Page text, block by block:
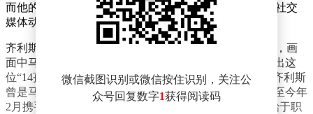
而他的私人生活却因女友希文·齐利斯（Shivon Zilis）的社交
媒体动态引发另一波关注。
齐利斯在SpaceX上市当日于社交平台分享了数张生活照，画
面中马斯克双臂各抱一个幼女，神情疲惫却平静，展现出这
位“14孩父亲”在事业与家庭间的真实状态。现年39岁的齐利斯
曾是马斯克旗下企业员工，两人关系长期保持低调，直至今年
2月携手出席海湖庄园婚礼才被视为公开化。这段关系始于职
微信截图识别或微信按住识别，关注公
众号回复数字1获得阅读码